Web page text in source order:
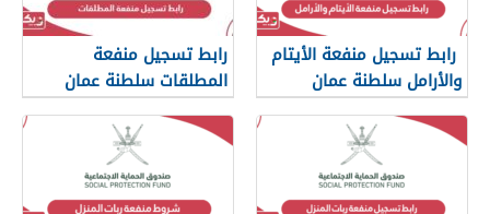
رابط تسجيل منفعة الأيتام
والأرامل سلطنة عمان
spf.gov.om
رابط تسجيل منفعة
المطلقات سلطنة عمان
spf.gov.om